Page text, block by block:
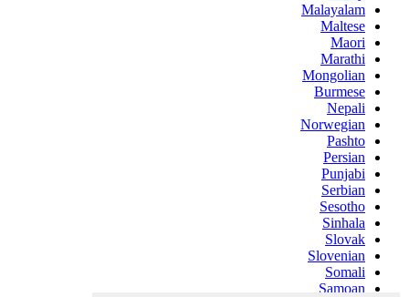
Malayalam
Maltese
Maori
Marathi
Mongolian
Burmese
Nepali
Norwegian
Pashto
Persian
Punjabi
Serbian
Sesotho
Sinhala
Slovak
Slovenian
Somali
Samoan